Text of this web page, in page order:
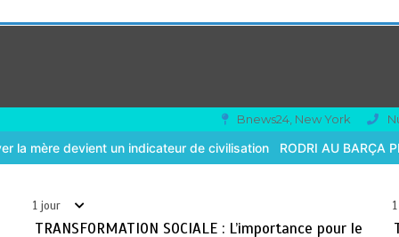
Bnews24, New York
civilisation RODRI AU BARÇA PLUTOT QU’AU REAL MADRID :
1 jour
TRANSFORMATION SOCIALE : L’importance pour le